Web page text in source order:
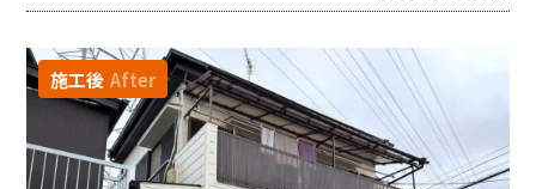
施工後 After